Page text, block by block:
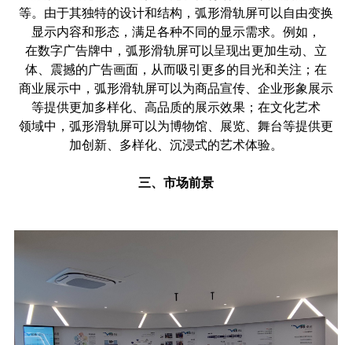
等。由于其独特的设计和结构，弧形滑轨屏可以自由变换
显示内容和形态，满足各种不同的显示需求。例如，
在数字广告牌中，弧形滑轨屏可以呈现出更加生动、立
体、震撼的广告画面，从而吸引更多的目光和关注；在
商业展示中，弧形滑轨屏可以为商品宣传、企业形象展示
等提供更加多样化、高品质的展示效果；在文化艺术
领域中，弧形滑轨屏可以为博物馆、展览、舞台等提供更
加创新、多样化、沉浸式的艺术体验。
三、市场前景